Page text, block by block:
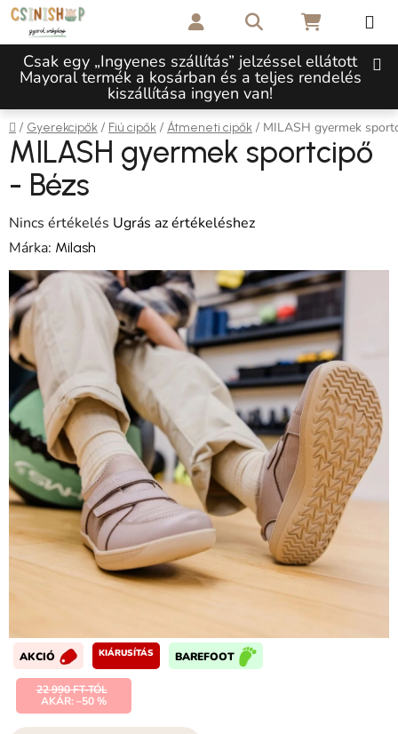
Ugrás a fő tartalomhoz
Csak egy „Ingyenes szállítás” jelzéssel ellátott
Mayoral termék a kosárban és a teljes rendelés
kiszállítása ingyen van!
KeresésKOSÁR
Kezdőlap
/ Gyerekcipők / Fiú cipők / Átmeneti cipők / MILASH gyermek
MILASH gyermek sportcipő
- Bézs
A termék átlagos értékelése 5-ből 0,0 csillag.
Nincs értékelés Ugrás az értékeléshez
Márka: Milash
AKCIÓ KIÁRUSÍTÁS BAREFOOT
22 990 FT-TÓL
AKÁR: –50 %